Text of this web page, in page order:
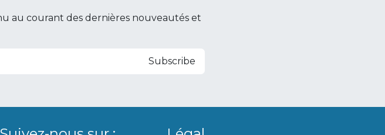
au courant des dernières nouveautés et
Subscribe